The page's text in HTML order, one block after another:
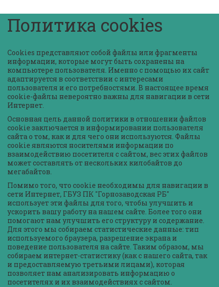
Политика cookies
Cookies представляют собой файлы или фрагменты
информации, которые могут быть сохранены на
компьютере пользователя. Именно с помощью их сайт
адаптируется в соответствии с интересами
пользователя и его потребностями. В настоящее время
cookie-файлы невероятно важны для навигации в сети
Интернет.
Основная цель данной политики в отношении файлов
cookie заключается в информировании пользователя
сайта о том, как и для чего они используются. Файлы
cookie являются носителями информации по
взаимодействию посетителя с сайтом, вес этих файлов
может составлять от нескольких килобайтов до
мегабайтов.
Помимо того, что cookie необходимы для навигации в
сети Интернет, ГБУЗ ПК "Горнозаводская РБ"
использует эти файлы для того, чтобы улучшить и
ускорить вашу работу на нашем сайте. Более того они
помогают нам улучшить его структуру и содержание.
Для этого мы собираем статистические данные: тип
используемого браузера, разрешение экрана и
поведение пользователя на сайте. Таким образом, мы
собираем интернет-статистику (как с нашего сайта, так
и предоставляемую третьими лицами), которая
позволяет нам анализировать информацию о
посетителях и их взаимодействиях с сайтом.